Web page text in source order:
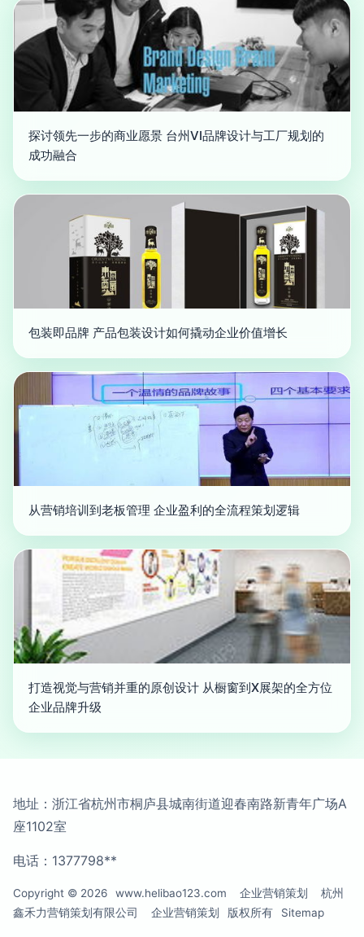
探讨领先一步的商业愿景 台州VI品牌设计与工厂规划的
成功融合
包装即品牌 产品包装设计如何撬动企业价值增长
从营销培训到老板管理 企业盈利的全流程策划逻辑
打造视觉与营销并重的原创设计 从橱窗到X展架的全方位
企业品牌升级
地址：浙江省杭州市桐庐县城南街道迎春南路新青年广场A
座1102室
电话：1377798**
Copyright © 2026 www.helibao123.com 企业营销策划
杭州
鑫禾力营销策划有限公司
企业营销策划 版权所有 Sitemap